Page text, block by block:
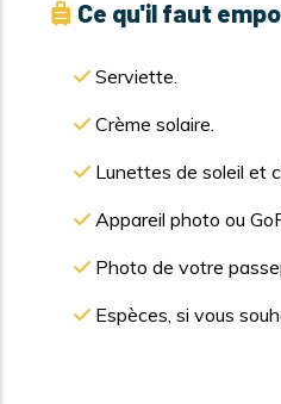
Ce qu'il faut
Serviette.
Crème solaire.
Lunettes de soleil et
Appareil photo ou
Photo de votre
Espèces, si vous